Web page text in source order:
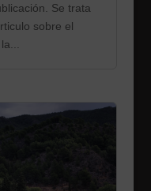
Se trata
sobre el